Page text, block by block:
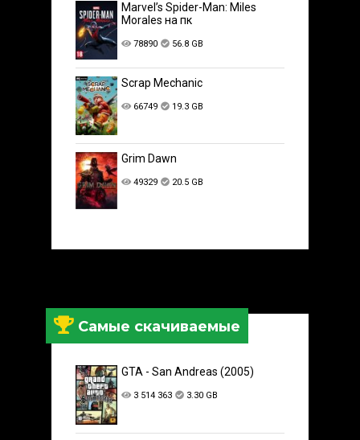
Marvel’s Spider-Man: Miles
Morales на пк
78890 56.8 GB
Scrap Mechanic
66749 19.3 GB
Grim Dawn
49329 20.5 GB
Самые скачиваемые
GTA - San Andreas (2005)
3 514 363 3.30 GB